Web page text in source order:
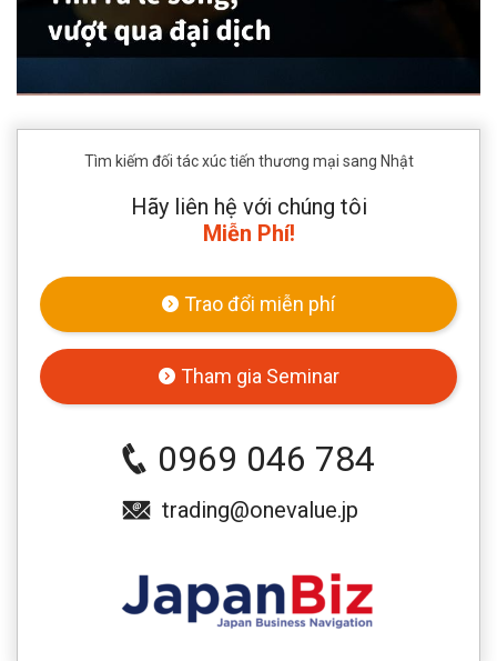
Tìm kiếm đối tác xúc tiến thương mại sang Nhật
Hãy liên hệ với chúng tôi
Miễn Phí!
Trao đổi miễn phí
Tham gia Seminar
0969 046 784
trading@onevalue.jp